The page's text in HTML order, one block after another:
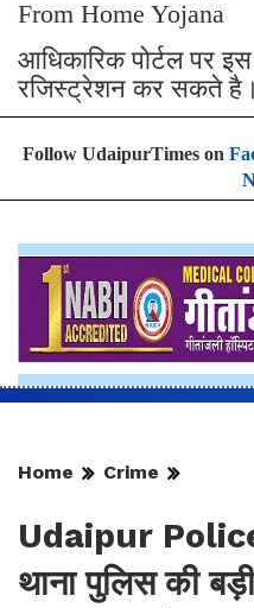
From Home Yojana
आधिकारिक पोर्टल पर
रजिस्ट्रेशन कर सकते है।
Follow UdaipurTimes on
Home Crime
Udaipur
थाना पुलिस की